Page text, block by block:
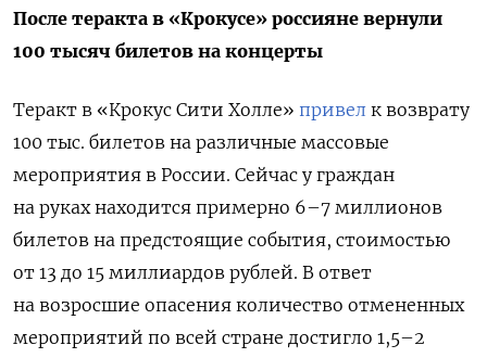
После теракта в «Крокусе» россияне вернули
100 тысяч билетов на концерты
Теракт в «Крокус Сити Холле» привел к возврату
100 тыс. билетов на различные массовые
мероприятия в России. Сейчас у граждан
на руках находится примерно 6–7 миллионов
билетов на предстоящие события, стоимостью
от 13 до 15 миллиардов рублей. В ответ
на возросшие опасения количество отмененных
мероприятий по всей стране достигло 1,5–2